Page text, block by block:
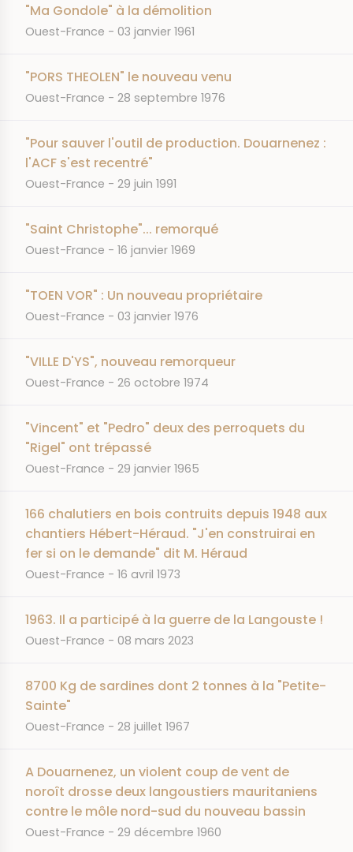
"Ma Gondole" à la démolition
JOURNAL
Ouest-France DATE
03 janvier 1961
"PORS THEOLEN" le nouveau venu
JOURNAL
Ouest-France DATE
28 septembre 1976
"Pour sauver l'outil de production. Douarnenez :
l'ACF s'est recentré"
JOURNAL
Ouest-France DATE
29 juin 1991
"Saint Christophe"... remorqué
JOURNAL
Ouest-France DATE
16 janvier 1969
"TOEN VOR" : Un nouveau propriétaire
JOURNAL
Ouest-France DATE
03 janvier 1976
"VILLE D'YS", nouveau remorqueur
JOURNAL
Ouest-France DATE
26 octobre 1974
"Vincent" et "Pedro" deux des perroquets du
"Rigel" ont trépassé
JOURNAL
Ouest-France DATE
29 janvier 1965
166 chalutiers en bois contruits depuis 1948 aux
chantiers Hébert-Héraud. "J'en construirai en
fer si on le demande" dit M. Héraud
JOURNAL
Ouest-France DATE
16 avril 1973
1963. Il a participé à la guerre de la Langouste !
JOURNAL
Ouest-France DATE
08 mars 2023
8700 Kg de sardines dont 2 tonnes à la "Petite-
Sainte"
JOURNAL
Ouest-France DATE
28 juillet 1967
A Douarnenez, un violent coup de vent de
noroît drosse deux langoustiers mauritaniens
contre le môle nord-sud du nouveau bassin
JOURNAL
Ouest-France DATE
29 décembre 1960